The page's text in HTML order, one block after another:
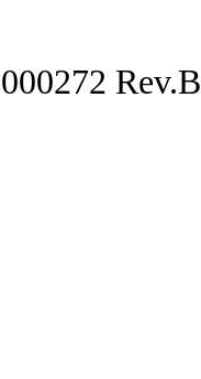
Rev.B